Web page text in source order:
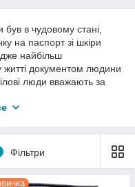
в чудовому стані,
на паспорт зі шкіри
найбільш
житті документом людини
люди вважають за
акуратність
вже стали кращим
вони додадуть вам
Фільтри